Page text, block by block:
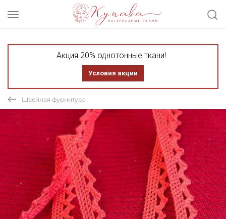
Акция 20% однотонные ткани!
Условия акции
Швейная фурнитура